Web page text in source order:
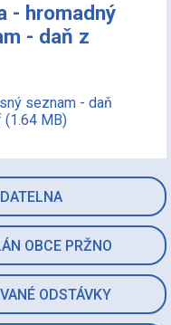
OBCE PRŽNO
ODSTÁVKY
- hromadný
- daň z
seznam - daň
MB)